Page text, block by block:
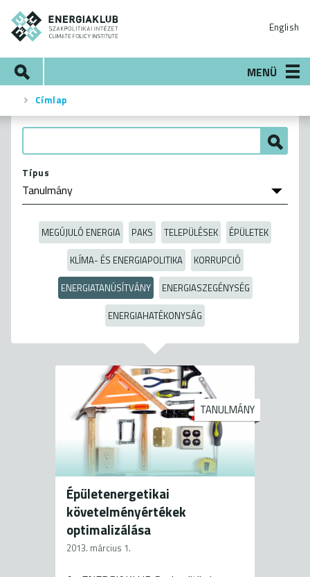
Ugrás
tartalomra
English
MENÜ
Morzsa
Címlap
Típus
MEGÚJULÓ ENERGIA PAKS TELEPÜLÉSEK
ÉPÜLETEK
KLÍMA- ÉS ENERGIAPOLITIKA
KORRUPCIÓ
ENERGIATANÚSÍTVÁNY
ENERGIASZEGÉNYSÉG
ENERGIAHATÉKONYSÁG
TANULMÁNY
Épületenergetikai
követelményértékek
optimalizálása
2013. március 1.